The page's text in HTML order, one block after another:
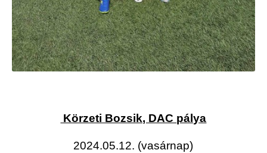
Körzeti Bozsik, DAC pálya
2024.05.12. (vasárnap)